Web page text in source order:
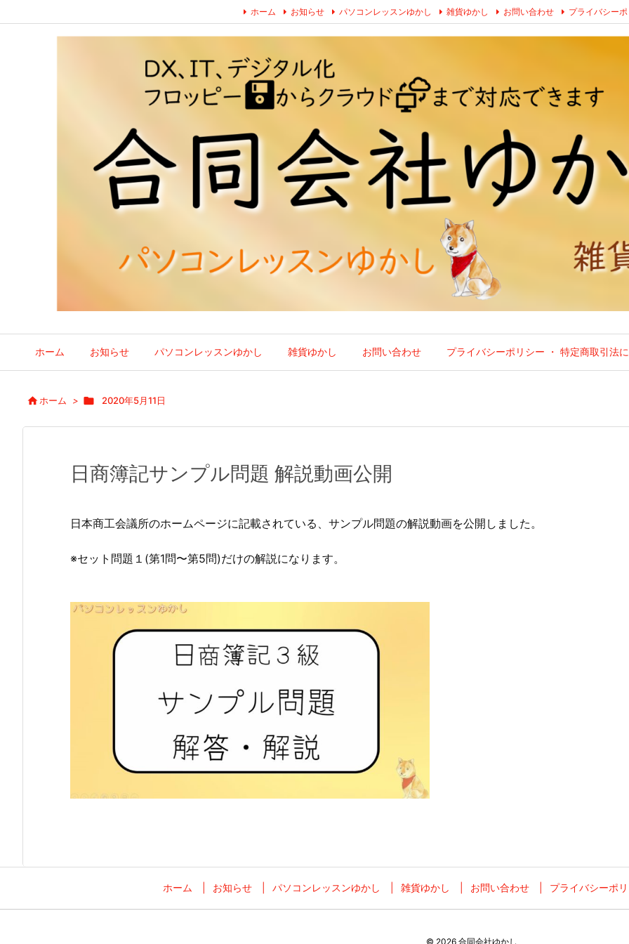
ホーム お知らせ パソコンレッスンゆかし 雑貨ゆかし お問い合わせ プライバシーポリシー ・ 特定商取引法
ホーム お知らせ パソコンレッスンゆかし 雑貨ゆかし お問い合わせ プライバシー
ホーム >  2020年5月11日
日商簿記サンプル問題 解説動画公開
日本商工会議所のホームページに記載されている、サンプル問題の解説動画を公開しました。
※セット問題１(第1問〜第5問)だけの解説になります。
ホーム お知らせ パソコンレッスンゆかし 雑貨ゆかし お問い合わせ プライバシーポ
© 2026 合同会社ゆかし